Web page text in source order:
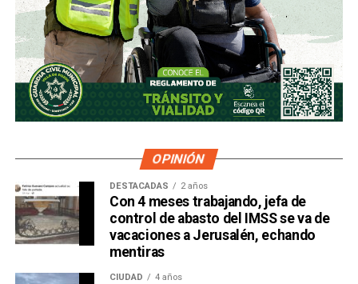
OPINIÓN
DESTACADAS 2 años
Con 4 meses trabajando, jefa de
control de abasto del IMSS se va de
vacaciones a Jerusalén, echando
mentiras
CIUDAD 4 años